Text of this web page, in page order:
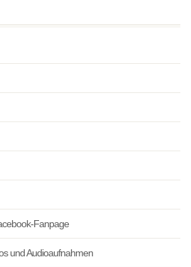
Fanpage
und Audioaufnahmen